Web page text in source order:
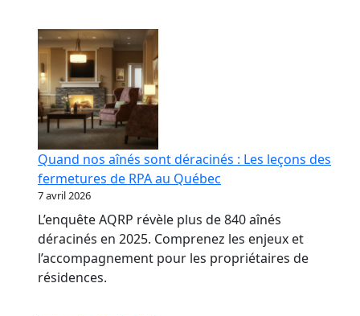
Quand nos aînés sont déracinés : Les leçons des
fermetures de RPA au Québec
7 avril 2026
L’enquête AQRP révèle plus de 840 aînés
déracinés en 2025. Comprenez les enjeux et
l’accompagnement pour les propriétaires de
résidences.